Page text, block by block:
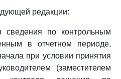
редакции:
сведения по контрольным
в отчетном периоде,
при условии принятия
(заместителем